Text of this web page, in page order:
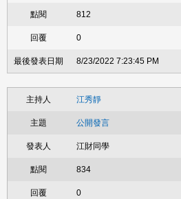
812
0
8/23/2022 7:23:45 PM
江秀靜
公開發言
江財同學
834
0